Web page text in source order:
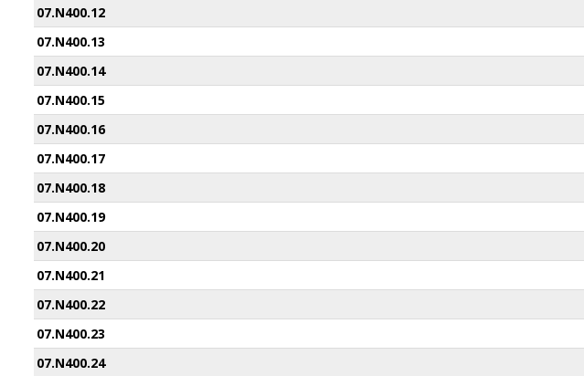
07.N400.12
07.N400.13
07.N400.14
07.N400.15
07.N400.16
07.N400.17
07.N400.18
07.N400.19
07.N400.20
07.N400.21
07.N400.22
07.N400.23
07.N400.24